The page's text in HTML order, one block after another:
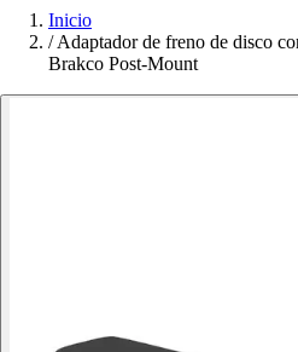
Inicio
/Adaptador de freno de disco
Brakco Post-Mount